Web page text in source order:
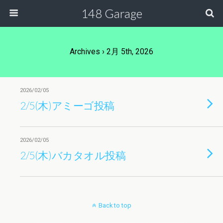
148 Garage
Archives › 2月 5th, 2026
2026/02/05
2/5(木)アミーゴ投稿
2026/02/05
2/5(木)バカタオル投稿
Back to top